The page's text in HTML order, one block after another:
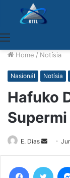
Home / Notísia
Nasionál Notísia
Hafuko
E. Dias
Send
an